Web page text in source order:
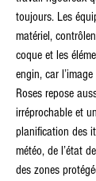
toujours. Les
matériel,
coque et les
engin, car
Roses repose
irréprochable et
planification des
météo, de l’état
des zones